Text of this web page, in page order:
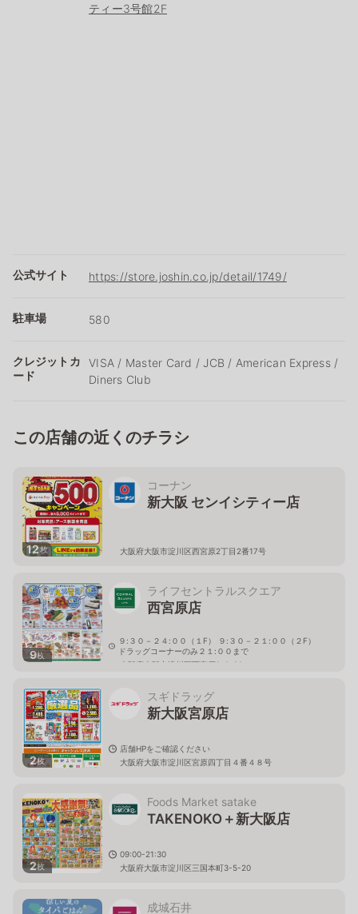
ティー3号館2F
公式サイト https://store.joshin.co.jp/detail/1749/
駐車場 580
クレジットカ
ード
VISA / Master Card / JCB / American Express /
Diners Club
この店舗の近くのチラシ
12枚
コーナン
新大阪 センイシティー店
大阪府大阪市淀川区西宮原2丁目2番17号
9枚
ライフセントラルスクエア
西宮原店
９:３０－２４:００（１F） ９:３０－２１:００（２F）
ドラッグコーナーのみ２１:００まで
大阪府大阪市淀川区西宮原2-2-22
2枚
スギドラッグ
新大阪宮原店
店舗HPをご確認ください
大阪府大阪市淀川区宮原四丁目４番４８号
2枚
Foods Market satake
TAKENOKO＋新大阪店
09:00-21:30
大阪府大阪市淀川区三国本町3-5-20
成城石井